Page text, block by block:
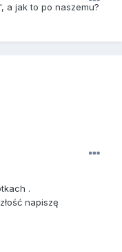
a jak to po naszemu?
.
napiszę